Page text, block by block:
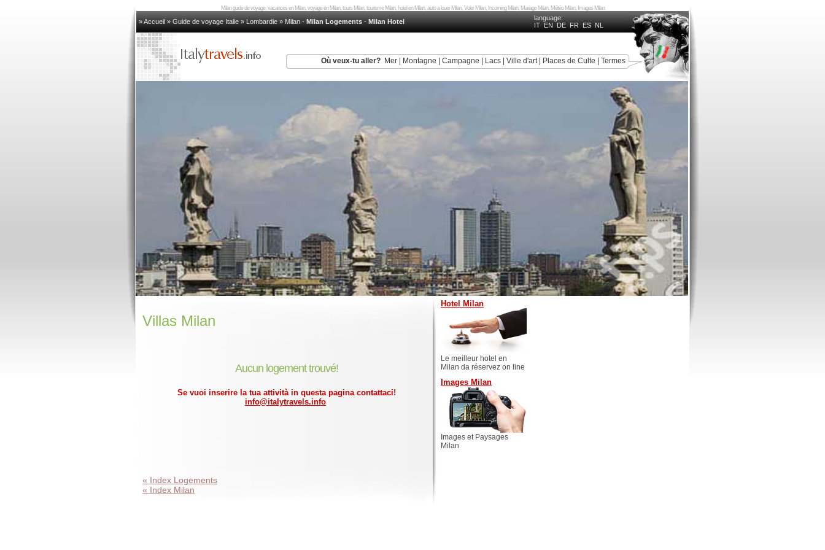
Milan guide de voyage, vacances en Milan, voyage en Milan, tours Milan, tourisme Milan, hotel en Milan, auto a louer Milan, Voler Milan, Incoming Milan, Mariage Milan, Météo Milan, Images Milan
» Accueil » Guide de voyage Italie » Lombardie » Milan - Milan Logements - Milan Hotel
language:
IT EN DE FR ES NL
Où veux-tu aller? Mer Montagne Campagne Lacs Ville d'art| Places de Culte Termes
Villas Milan
Aucun logement trouvé!
Se vuoi inserire la tua attività in questa pagina contattaci!
info@italytravels.info
« Index Logements
« Index Milan
Hotel Milan
Le meilleur hotel en
Milan da réservez on line
Images Milan
Images et Paysages
Milan